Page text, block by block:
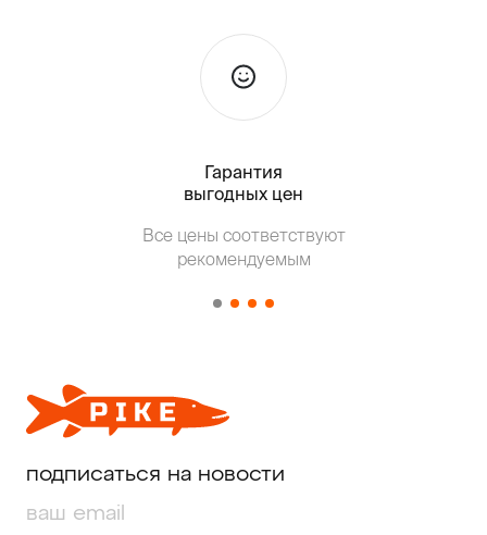
Гарантия
выгодных цен
Все цены соответствуют
рекомендуемым
подписаться на новости